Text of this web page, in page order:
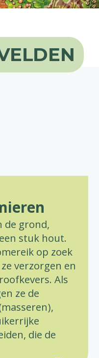
de grond,
stuk hout.
op zoek
verzorgen en
Als
ze de
die de